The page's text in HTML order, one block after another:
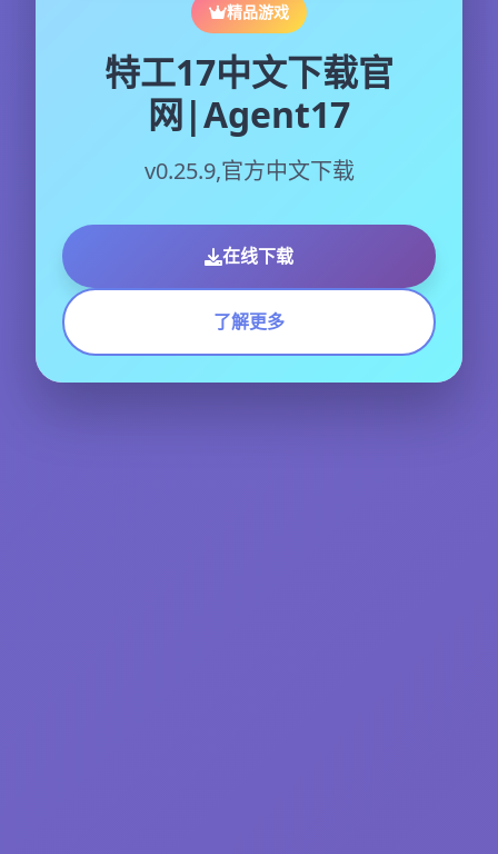
精品游戏
特工17中文下载官
网|Agent17
v0.25.9,官方中文下载
在线下载
了解更多